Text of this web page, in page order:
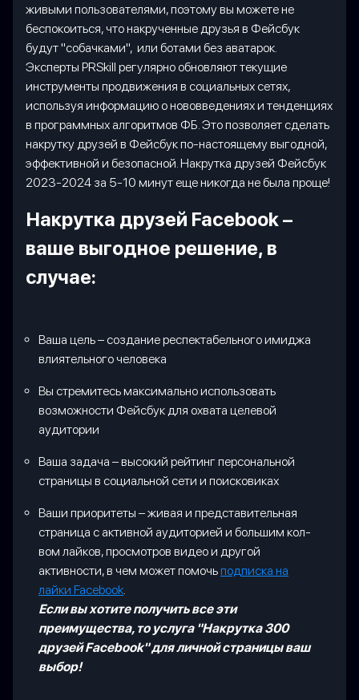
живыми пользователями, поэтому вы можете не
беспокоиться, что накрученные друзья в Фейсбук
будут "собачками", или ботами без аватарок.
Эксперты PRSkill регулярно обновляют текущие
инструменты продвижения в социальных сетях,
используя информацию о нововведениях и тенденциях
в программных алгоритмов ФБ. Это позволяет сделать
накрутку друзей в Фейсбук по-настоящему выгодной,
эффективной и безопасной. Накрутка друзей Фейсбук
2023-2024 за 5-10 минут еще никогда не была проще!
Накрутка друзей Facebook –
ваше выгодное решение, в
случае:
Ваша цель – создание респектабельного имиджа
влиятельного человека
Вы стремитесь максимально использовать
возможности Фейсбук для охвата целевой
аудитории
Ваша задача – высокий рейтинг персональной
страницы в социальной сети и поисковиках
Ваши приоритеты – живая и представительная
страница с активной аудиторией и большим кол-
вом лайков, просмотров видео и другой
активности, в чем может помочь подписка на
лайки Facebook
Если вы хотите получить все эти
преимущества, то услуга "Накрутка 300
друзей Facebook" для личной страницы ваш
выбор!